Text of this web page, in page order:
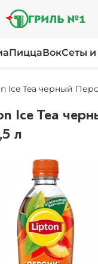
ПиццаВокСеты
Ice Tea черный
Ice Tea
л